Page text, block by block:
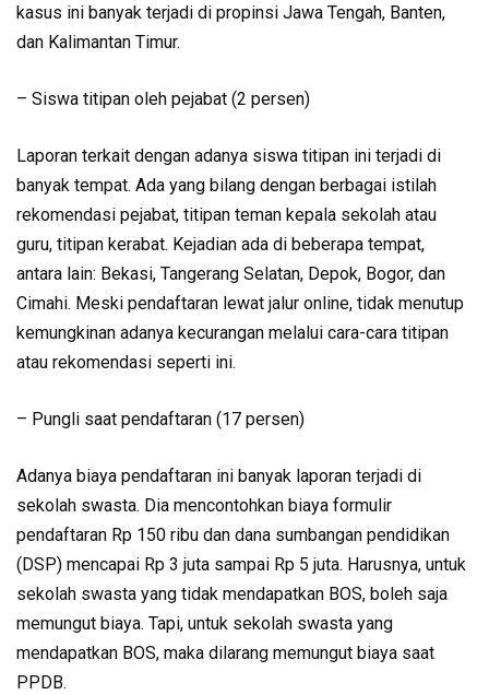
kasus ini banyak terjadi di propinsi Jawa Tengah, Banten,
dan Kalimantan Timur.
– Siswa titipan oleh pejabat (2 persen)
Laporan terkait dengan adanya siswa titipan ini terjadi di
banyak tempat. Ada yang bilang dengan berbagai istilah
rekomendasi pejabat, titipan teman kepala sekolah atau
guru, titipan kerabat. Kejadian ada di beberapa tempat,
antara lain: Bekasi, Tangerang Selatan, Depok, Bogor, dan
Cimahi. Meski pendaftaran lewat jalur online, tidak menutup
kemungkinan adanya kecurangan melalui cara-cara titipan
atau rekomendasi seperti ini.
– Pungli saat pendaftaran (17 persen)
Adanya biaya pendaftaran ini banyak laporan terjadi di
sekolah swasta. Dia mencontohkan biaya formulir
pendaftaran Rp 150 ribu dan dana sumbangan pendidikan
(DSP) mencapai Rp 3 juta sampai Rp 5 juta. Harusnya, untuk
sekolah swasta yang tidak mendapatkan BOS, boleh saja
memungut biaya. Tapi, untuk sekolah swasta yang
mendapatkan BOS, maka dilarang memungut biaya saat
PPDB.